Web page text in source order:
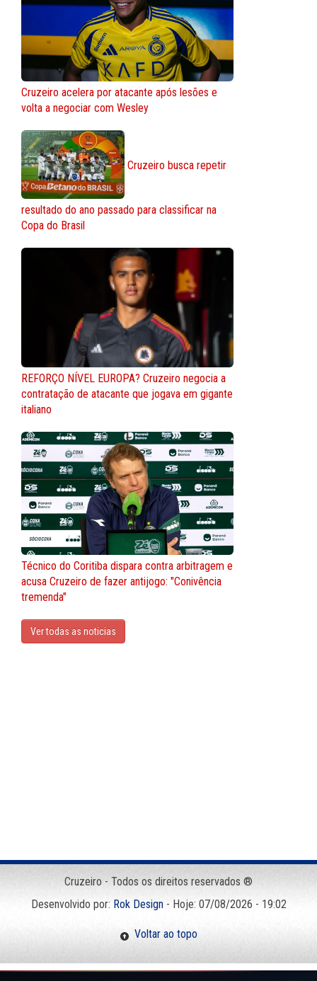
Cruzeiro acelera por atacante após lesões e
volta a negociar com Wesley
Cruzeiro busca repetir
resultado do ano passado para classificar na
Copa do Brasil
REFORÇO NÍVEL EUROPA? Cruzeiro negocia a
contratação de atacante que jogava em gigante
italiano
Técnico do Coritiba dispara contra arbitragem e
acusa Cruzeiro de fazer antijogo: "Conivência
tremenda"
Ver todas as noticias
Cruzeiro - Todos os direitos reservados ®
Desenvolvido por: Rok Design- Hoje: 07/08/2026 - 19:02
Voltar ao topo